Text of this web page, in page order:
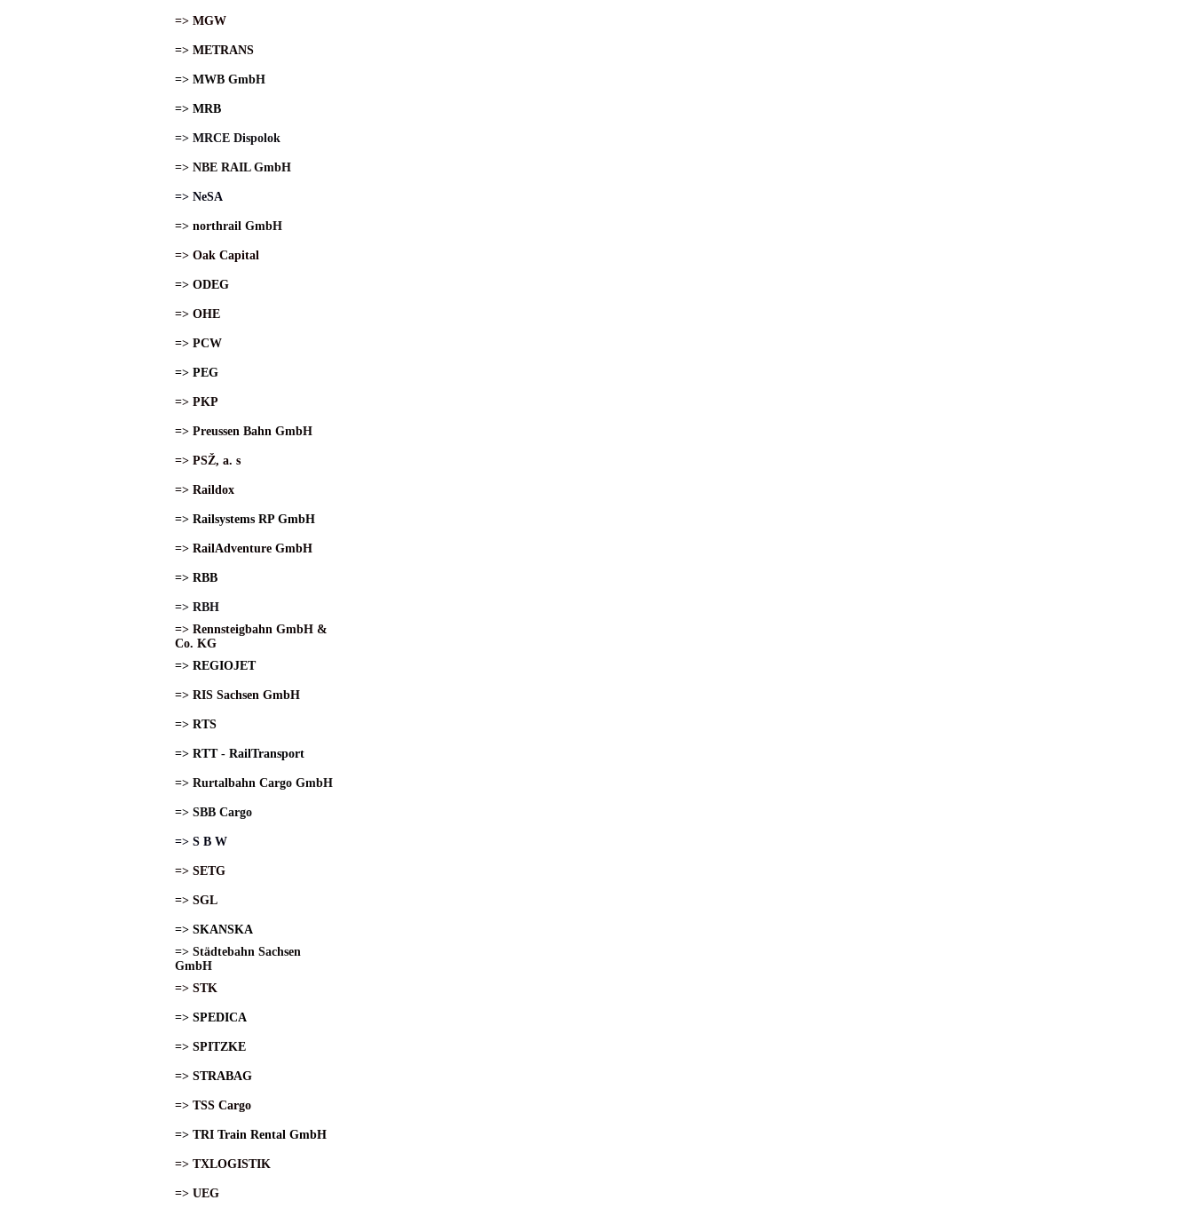
=> MGW
=> METRANS
=> MWB GmbH
=> MRB
=> MRCE Dispolok
=> NBE RAIL GmbH
=> NeSA
=> northrail GmbH
=> Oak Capital
=> ODEG
=> OHE
=> PCW
=> PEG
=> PKP
=> Preussen Bahn GmbH
=> PSŽ, a. s
=> Raildox
=> Railsystems RP GmbH
=> RailAdventure GmbH
=> RBB
=> RBH
=> Rennsteigbahn GmbH &
Co. KG
=> REGIOJET
=> RIS Sachsen GmbH
=> RTS
=> RTT - RailTransport
=> Rurtalbahn Cargo GmbH
=> SBB Cargo
=> S B W
=> SETG
=> SGL
=> SKANSKA
=> Städtebahn Sachsen
GmbH
=> STK
=> SPEDICA
=> SPITZKE
=> STRABAG
=> TSS Cargo
=> TRI Train Rental GmbH
=> TXLOGISTIK
=> UEG